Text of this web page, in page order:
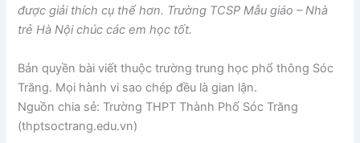
được giải thích cụ thể hơn. Trường TCSP Mẫu giáo – Nhà
trẻ Hà Nội chúc các em học tốt.
Bản quyền bài viết thuộc trường trung học phổ thông Sóc
Trăng. Mọi hành vi sao chép đều là gian lận.
Nguồn chia sẻ: Trường THPT Thành Phố Sóc Trăng
(thptsoctrang.edu.vn)